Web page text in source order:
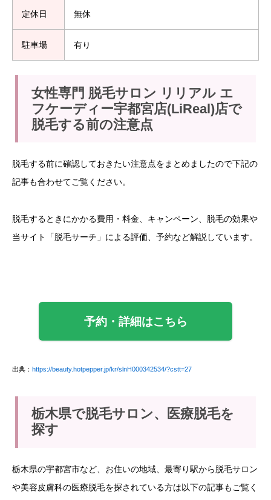
定休日 無休
駐車場 有り
女性専門 脱毛サロン リリアル エ
フケーディー宇都宮店(LiReal)店で
脱毛する前の注意点
脱毛する前に確認しておきたい注意点をまとめましたので下記の
記事も合わせてご覧ください。
脱毛するときにかかる費用・料金、キャンペーン、脱毛の効果や
当サイト「脱毛サーチ」による評価、予約など解説しています。
予約・詳細はこちら
出典： https://beauty.hotpepper.jp/kr/slnH000342534/?cstt=27
栃木県で脱毛サロン、医療脱毛を
探す
栃木県の宇都宮市など、お住いの地域、最寄り駅から脱毛サロン
や美容皮膚科の医療脱毛を探されている方は以下の記事もご覧く